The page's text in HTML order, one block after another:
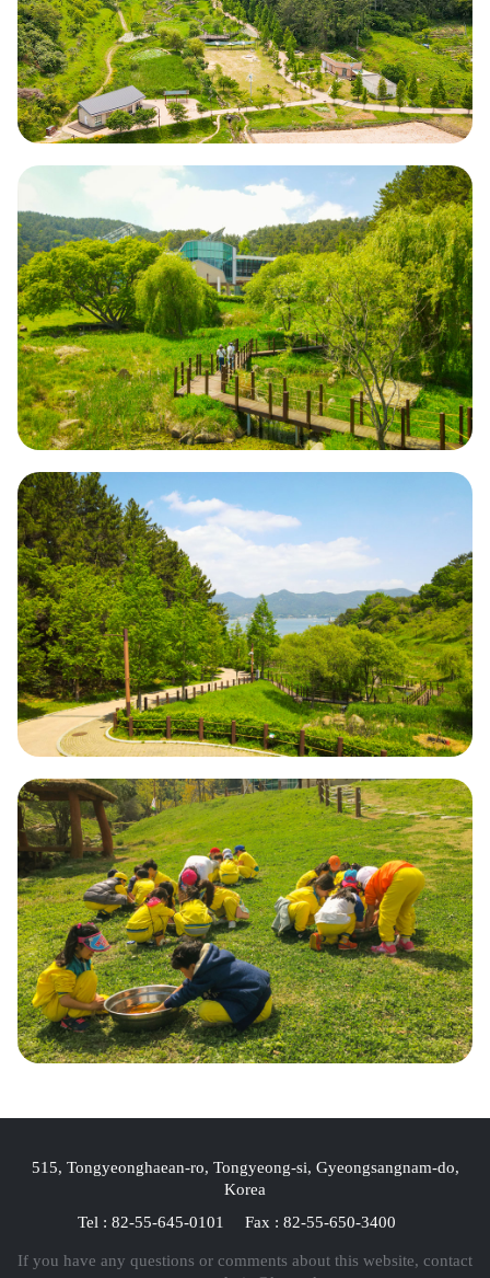
515, Tongyeonghaean-ro, Tongyeong-si, Gyeongsangnam-do,
Korea
Tel : 82-55-645-0101
Fax : 82-55-650-3400
If you have any questions or comments about this website, contact